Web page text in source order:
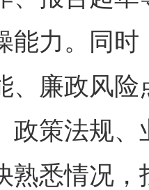
能力。同
、廉政风
政策法规
熟悉情况